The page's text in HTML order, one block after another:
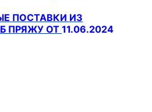
ПОСТАВКИ ИЗ
ПРЯЖУ ОТ 11.06.2024